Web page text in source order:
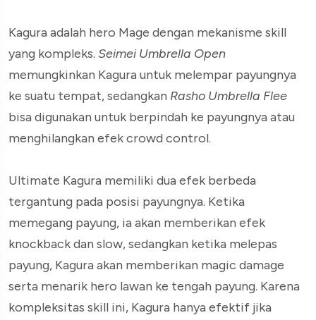
Kagura adalah hero Mage dengan mekanisme skill
yang kompleks. Seimei Umbrella Open
memungkinkan Kagura untuk melempar payungnya
ke suatu tempat, sedangkan Rasho Umbrella Flee
bisa digunakan untuk berpindah ke payungnya atau
menghilangkan efek crowd control.
Ultimate Kagura memiliki dua efek berbeda
tergantung pada posisi payungnya. Ketika
memegang payung, ia akan memberikan efek
knockback dan slow, sedangkan ketika melepas
payung, Kagura akan memberikan magic damage
serta menarik hero lawan ke tengah payung. Karena
kompleksitas skill ini, Kagura hanya efektif jika